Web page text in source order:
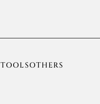
TOOLSOTHERS